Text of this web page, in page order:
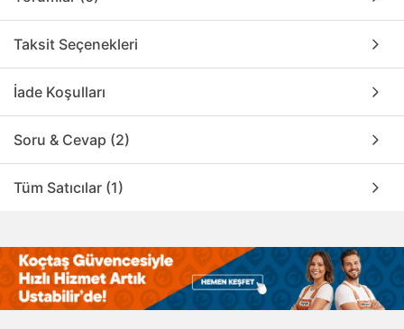
Taksit Seçenekleri
İade Koşulları
Soru & Cevap (2)
Tüm Satıcılar (1)